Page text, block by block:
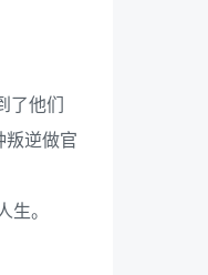
他们
叛逆做官
生。